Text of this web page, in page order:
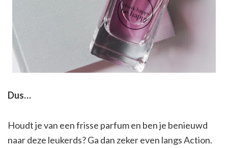
Dus…
Houdt je van een frisse parfum en ben je benieuwd
naar deze leukerds? Ga dan zeker even langs Action.